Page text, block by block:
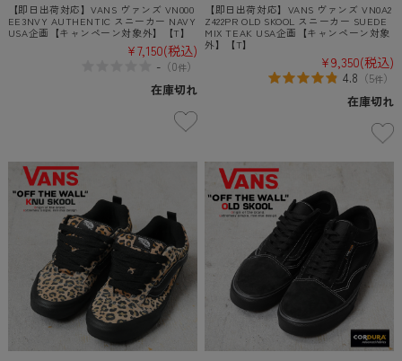
【即日出荷対応】VANS ヴァンズ VN000
EE3NVY AUTHENTIC スニーカー NAVY
USA企画【キャンペーン対象外】【T】
¥7,150(税込)
-（0件）
在庫切れ
【即日出荷対応】VANS ヴァンズ VN0A2
Z422PR OLD SKOOL スニーカー SUEDE
MIX TEAK USA企画【キャンペーン対象
外】【T】
¥9,350(税込)
4.8 （5件）
在庫切れ